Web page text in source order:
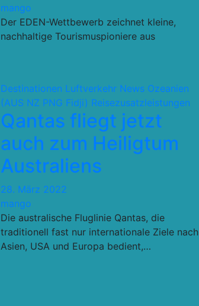
mango
Der EDEN-Wettbewerb zeichnet kleine,
nachhaltige Tourismuspioniere aus
Destinationen Luftverkehr News Ozeanien
(AUS NZ PNG Fidji) Reisezusatzleistungen
Qantas fliegt jetzt
auch zum Heiligtum
Australiens
28. März 2022
mango
Die australische Fluglinie Qantas, die
traditionell fast nur internationale Ziele nach
Asien, USA und Europa bedient,…